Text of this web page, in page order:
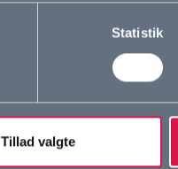
Statistik
Tillad valgte